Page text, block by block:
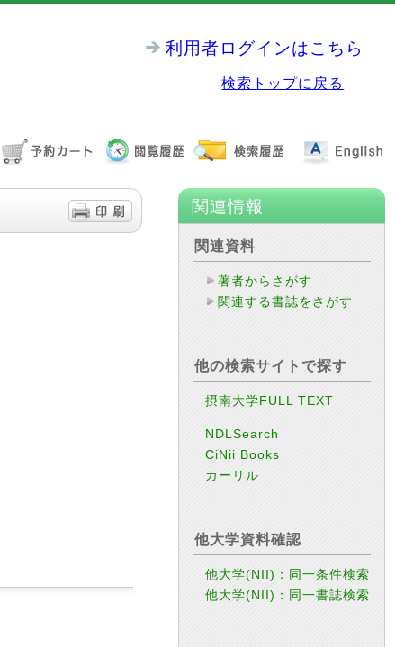
利用者ログインはこちら
検索トップに戻る
関連情報
関連資料
著者からさがす
関連する書誌をさがす
他の検索サイトで探す
摂南大学FULL TEXT
NDLSearch
CiNii Books
カーリル
他大学資料確認
他大学(NII)：同一条件検索
他大学(NII)：同一書誌検索